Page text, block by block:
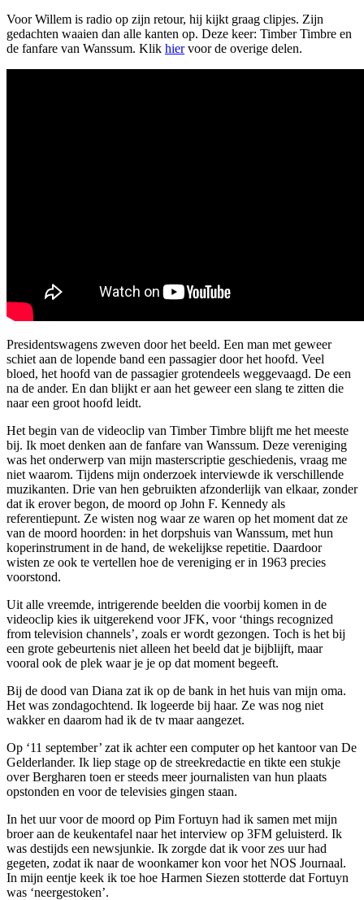
Voor Willem is radio op zijn retour, hij kijkt graag clipjes. Zijn
gedachten waaien dan alle kanten op. Deze keer: Timber Timbre en
de fanfare van Wanssum. Klik hiervoor de overige delen.
Presidentswagens zweven door het beeld. Een man met geweer
schiet aan de lopende band een passagier door het hoofd. Veel
bloed, het hoofd van de passagier grotendeels weggevaagd. De een
na de ander. En dan blijkt er aan het geweer een slang te zitten die
naar een groot hoofd leidt.
Het begin van de videoclip van Timber Timbre blijft me het meeste
bij. Ik moet denken aan de fanfare van Wanssum. Deze vereniging
was het onderwerp van mijn masterscriptie geschiedenis, vraag me
niet waarom. Tijdens mijn onderzoek interviewde ik verschillende
muzikanten. Drie van hen gebruikten afzonderlijk van elkaar, zonder
dat ik erover begon, de moord op John F. Kennedy als
referentiepunt. Ze wisten nog waar ze waren op het moment dat ze
van de moord hoorden: in het dorpshuis van Wanssum, met hun
koperinstrument in de hand, de wekelijkse repetitie. Daardoor
wisten ze ook te vertellen hoe de vereniging er in 1963 precies
voorstond.
Uit alle vreemde, intrigerende beelden die voorbij komen in de
videoclip kies ik uitgerekend voor JFK, voor ‘things recognized
from television channels’, zoals er wordt gezongen. Toch is het bij
een grote gebeurtenis niet alleen het beeld dat je bijblijft, maar
vooral ook de plek waar je je op dat moment begeeft.
Bij de dood van Diana zat ik op de bank in het huis van mijn oma.
Het was zondagochtend. Ik logeerde bij haar. Ze was nog niet
wakker en daarom had ik de tv maar aangezet.
Op ‘11 september’ zat ik achter een computer op het kantoor van De
Gelderlander. Ik liep stage op de streekredactie en tikte een stukje
over Bergharen toen er steeds meer journalisten van hun plaats
opstonden en voor de televisies gingen staan.
In het uur voor de moord op Pim Fortuyn had ik samen met mijn
broer aan de keukentafel naar het interview op 3FM geluisterd. Ik
was destijds een newsjunkie. Ik zorgde dat ik voor zes uur had
gegeten, zodat ik naar de woonkamer kon voor het NOS Journaal.
In mijn eentje keek ik toe hoe Harmen Siezen stotterde dat Fortuyn
was ‘neergestoken’.